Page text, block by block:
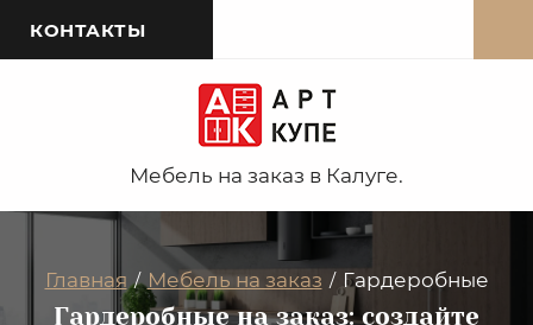
КОНТАКТЫ
Мебель на заказ в Калуге.
Главная / Мебель на заказ / Гардеробные
Гардеробные на заказ: создайте